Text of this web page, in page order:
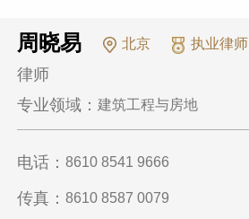
周晓易 北京 执业律师
律师
专业领域：建筑工程与房地
电话：8610 8541 9666
传真：8610 8587 0079